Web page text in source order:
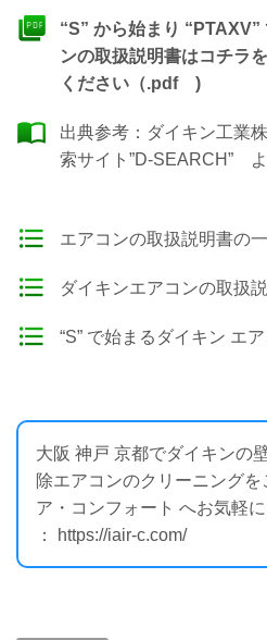
“S” から始まり
ンの取扱説明書はコチラ
ください（.pdf )
出典参考： ダイキン工業
索サイト”D-SEARCH” よ
エアコンの取扱説明書の
ダイキンエアコンの取扱
“S” で始まるダイキン エ
大阪 神戸 京都でダイキンの
除エアコンのクリーニング
ア・コンフォート へお気軽
： https://iair-c.com/